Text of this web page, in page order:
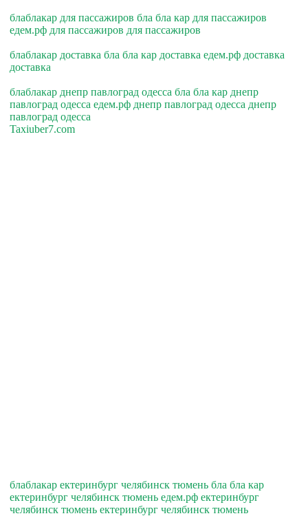
блаблакар для пассажиров бла бла кар для пассажиров
едем.рф для пассажиров для пассажиров
блаблакар доставка бла бла кар доставка едем.рф доставка
доставка
блаблакар днепр павлоград одесса бла бла кар днепр
павлоград одесса едем.рф днепр павлоград одесса днепр
павлоград одесса
Taxiuber7.com
блаблакар ектеринбург челябинск тюмень бла бла кар
ектеринбург челябинск тюмень едем.рф ектеринбург
челябинск тюмень ектеринбург челябинск тюмень